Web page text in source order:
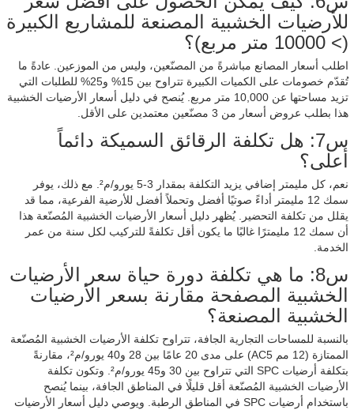
للأرضيات الخشبية المصنعة للمشاريع الكبيرة
(> 10000 متر مربع)؟
اطلب أسعار المصانع مباشرةً من المصنّعين، وليس من الموزعين. عادةً ما
تُقدّم خصومات على الكميات الكبيرة تتراوح بين 15% و25% للطلبات التي
تزيد مساحتها عن 10,000 متر مربع. يُنصح في دليل أسعار الأرضيات الخشبية
هذا بطلب عروض أسعار من 3 مصنّعين معتمدين على الأقل.
س7: هل تكلفة الرقائق السميكة دائماً
أعلى؟
نعم، كل مليمتر إضافي يزيد التكلفة بمقدار 3-5 يورو/م². مع ذلك، يوفر
سمك 12 مليمتر أداءً صوتيًا أفضل وتحملاً أفضل للأرضية الفرعية، مما قد
يقلل من تكلفة التحضير. يُظهر دليل أسعار الأرضيات الخشبية المُصنّعة هذا
أن سمك 12 مليمترًا غالبًا ما يكون أقل تكلفةً للتركيب لكل سنة من عمر
الخدمة.
س8: ما هي تكلفة دورة حياة سعر الأرضيات
الخشبية المصفحة مقارنة بسعر الأرضيات
الخشبية المصنعة؟
بالنسبة للمساحات التجارية الجافة، تتراوح تكلفة الأرضيات الخشبية المُصنّعة
الممتازة (12 مم AC5) على مدى 20 عامًا بين 28 و40 يورو/م²، مقارنةً
بتكلفة أرضيات SPC التي تتراوح بين 30 و45 يورو/م². وتكون تكلفة
الأرضيات الخشبية المُصنّعة أقل قليلًا في المناطق الجافة، بينما يُنصح
باستخدام أرضيات SPC في المناطق الرطبة. ويوصي دليل أسعار الأرضيات